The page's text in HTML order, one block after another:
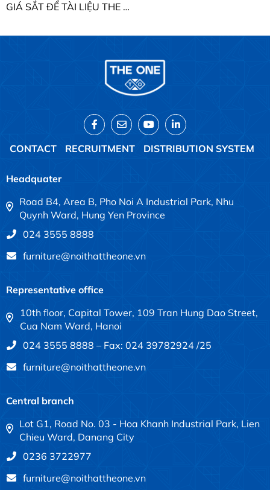
GIÁ SẮT ĐỂ TÀI LIỆU THE ONE GS5K2 - GS5K2B
CONTACT RECRUITMENT DISTRIBUTION SYSTEM
Headquater
Road B4, Area B, Pho Noi A Industrial Park, Nhu
Quynh Ward, Hung Yen Province
024 3555 8888
furniture@noithattheone.vn
Representative office
10th floor, Capital Tower, 109 Tran Hung Dao Street,
Cua Nam Ward, Hanoi
024 3555 8888 – Fax: 024 39782924 /25
furniture@noithattheone.vn
Central branch
Lot G1, Road No. 03 - Hoa Khanh Industrial Park, Lien
Chieu Ward, Danang City
0236 3722977
furniture@noithattheone.vn